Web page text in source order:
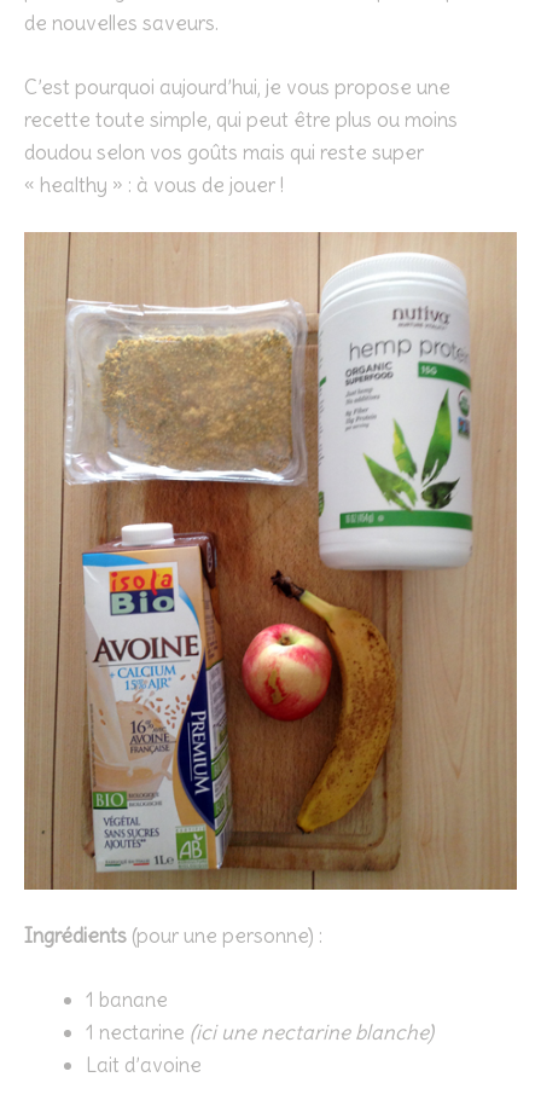
de nouvelles saveurs.
C’est pourquoi aujourd’hui, je vous propose une
recette toute simple, qui peut être plus ou moins
doudou selon vos goûts mais qui reste super
« healthy » : à vous de jouer !
Ingrédients (pour une personne) :
1 banane
1 nectarine (ici une nectarine blanche)
Lait d’avoine